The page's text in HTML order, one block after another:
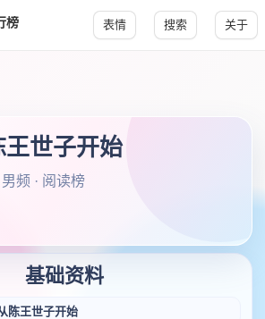
榜 表情 搜索 关于
世子开始
频 · 阅读榜
基础资料
陈王世子开始